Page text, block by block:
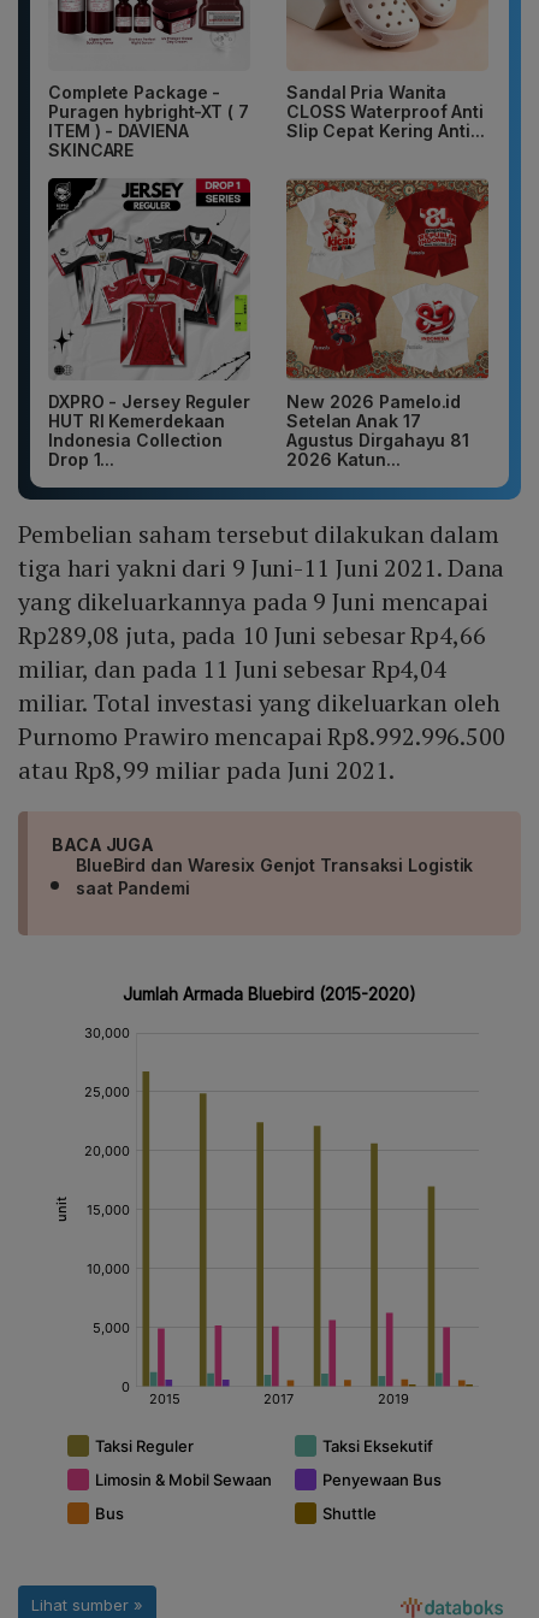
Complete Package -
Puragen hybright-XT ( 7
ITEM ) - DAVIENA
SKINCARE
Sandal Pria Wanita
CLOSS Waterproof Anti
Slip Cepat Kering Anti...
DXPRO - Jersey Reguler
HUT RI Kemerdekaan
Indonesia Collection
Drop 1...
New 2026 Pamelo.id
Setelan Anak 17
Agustus Dirgahayu 81
2026 Katun...
Pembelian saham tersebut dilakukan dalam
tiga hari yakni dari 9 Juni-11 Juni 2021. Dana
yang dikeluarkannya pada 9 Juni mencapai
Rp289,08 juta, pada 10 Juni sebesar Rp4,66
miliar, dan pada 11 Juni sebesar Rp4,04
miliar. Total investasi yang dikeluarkan oleh
Purnomo Prawiro mencapai Rp8.992.996.500
atau Rp8,99 miliar pada Juni 2021.
BACA JUGA
BlueBird dan Waresix Genjot Transaksi Logistik
saat Pandemi